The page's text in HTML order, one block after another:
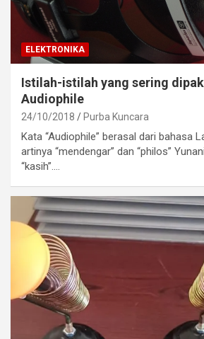
ELEKTRONIKA
Istilah-istilah yang sering
Audiophile
24/10/2018 Purba Kuncara
Kata “Audiophile” berasal dari bahasa
artinya “mendengar” dan “philos”
“kasih”.…